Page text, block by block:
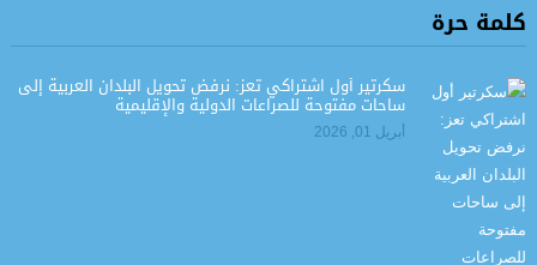
كلمة حرة
سكرتير أول اشتراكي تعز: نرفض تحويل البلدان العربية إلى
ساحات مفتوحة للصراعات الدولية والإقليمية
أبريل 01, 2026